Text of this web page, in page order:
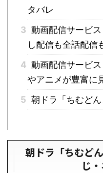
タバレ
3 動画配信サービ
し配信も全話配信
4 動画配信サービ
やアニメが豊富に
5 朝ドラ「ちむど
朝ドラ「ちむど
じ